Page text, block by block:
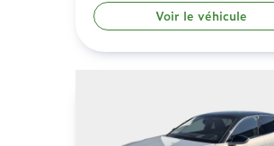
Voir le véhicule